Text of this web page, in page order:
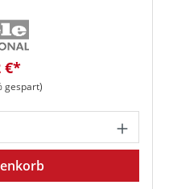
€*
gespart)
den